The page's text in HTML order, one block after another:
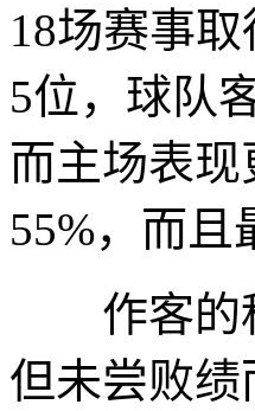
18场赛事
5位，球队
而主场表
55%，而且
作客的科
但未尝败